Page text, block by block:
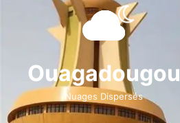
e
b
o
k
i
n
Ouagadougou
Nuages Dispersés